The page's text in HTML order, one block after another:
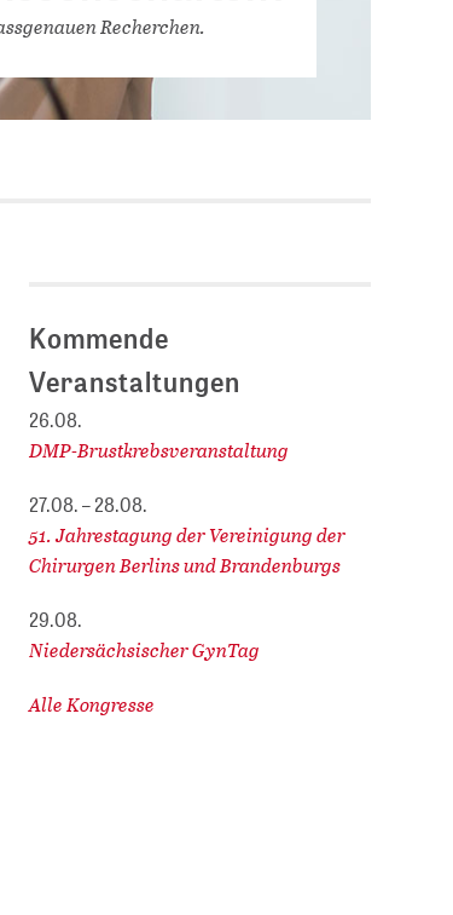
Abschlussarbeiten bei
Recherchen.
Kommende
Veranstaltungen
26.08.
DMP-Brustkrebsveranstaltung
27.08. – 28.08.
51. Jahrestagung der Vereinigung der
Chirurgen Berlins und Brandenburgs
29.08.
Niedersächsischer GynTag
Alle Kongresse